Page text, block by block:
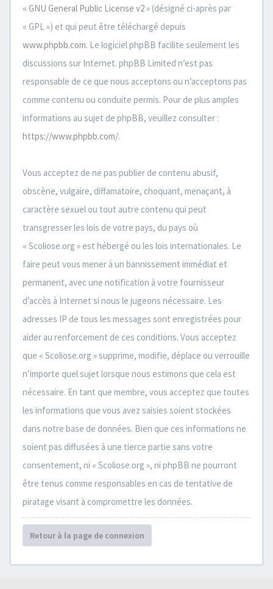
« GNU General Public License v2» (désigné ci-après par
« GPL ») et qui peut être téléchargé depuis
www.phpbb.com. Le logiciel phpBB facilite seulement les
discussions sur Internet. phpBB Limited n’est pas
responsable de ce que nous acceptons ou n’acceptons pas
comme contenu ou conduite permis. Pour de plus amples
informations au sujet de phpBB, veuillez consulter :
https://www.phpbb.com/.
Vous acceptez de ne pas publier de contenu abusif,
obscène, vulgaire, diffamatoire, choquant, menaçant, à
caractère sexuel ou tout autre contenu qui peut
transgresser les lois de votre pays, du pays où
« Scoliose.org » est hébergé ou les lois internationales. Le
faire peut vous mener à un bannissement immédiat et
permanent, avec une notification à votre fournisseur
d’accès à Internet si nous le jugeons nécessaire. Les
adresses IP de tous les messages sont enregistrées pour
aider au renforcement de ces conditions. Vous acceptez
que « Scoliose.org » supprime, modifie, déplace ou verrouille
n’importe quel sujet lorsque nous estimons que cela est
nécessaire. En tant que membre, vous acceptez que toutes
les informations que vous avez saisies soient stockées
dans notre base de données. Bien que ces informations ne
soient pas diffusées à une tierce partie sans votre
consentement, ni « Scoliose.org », ni phpBB ne pourront
être tenus comme responsables en cas de tentative de
piratage visant à compromettre les données.
Retour à la page de connexion